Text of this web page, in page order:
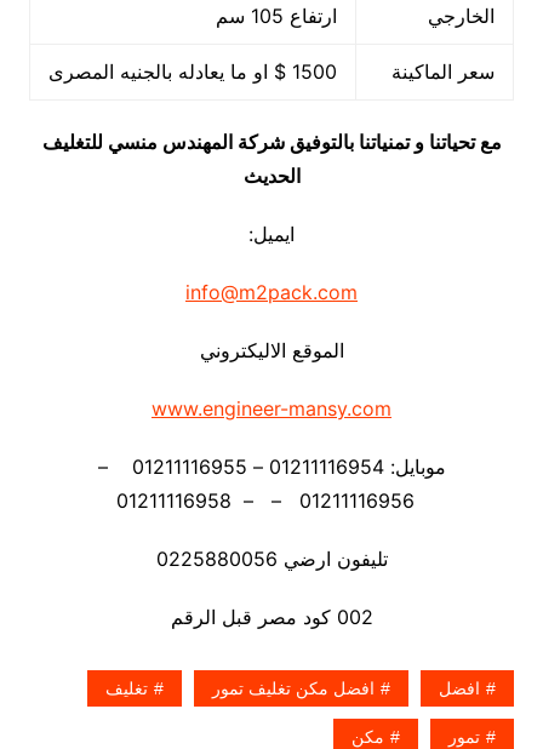
الخارجي
ارتفاع 105 سم
سعر الماكينة 1500 $ او ما يعادله بالجنيه المصرى
مع تحياتنا و تمنياتنا بالتوفيق شركة المهندس منسي للتغليف
الحديث
ايميل:
info@m2pack.com
الموقع الاليكتروني
www.engineer-mansy.com
موبايل: 01211116954 – 01211116955 –
تليفون ارضي 0225880056
002 كود مصر قبل الرقم
افضل افضل مكن تغليف تمور تغليف
تمور مكن